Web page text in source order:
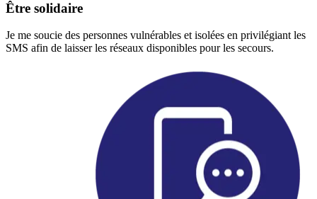
Être solidaire
Je me soucie des personnes vulnérables et isolées en privilégiant les
SMS afin de laisser les réseaux disponibles pour les secours.